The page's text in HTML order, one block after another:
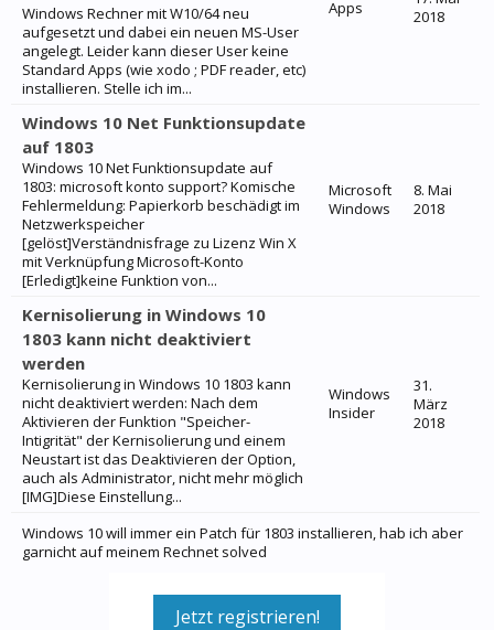
Windows Rechner mit W10/64 neu
aufgesetzt und dabei ein neuen MS-User
angelegt. Leider kann dieser User keine
Standard Apps (wie xodo ; PDF reader, etc)
installieren. Stelle ich im...
Apps
2018
Windows 10 Net Funktionsupdate
auf 1803
Windows 10 Net Funktionsupdate auf
1803: microsoft konto support? Komische
Fehlermeldung: Papierkorb beschädigt im
Netzwerkspeicher
[gelöst]Verständnisfrage zu Lizenz Win X
mit Verknüpfung Microsoft-Konto
[Erledigt]keine Funktion von...
Microsoft
Windows
8. Mai
2018
Kernisolierung in Windows 10
1803 kann nicht deaktiviert
werden
Kernisolierung in Windows 10 1803 kann
nicht deaktiviert werden: Nach dem
Aktivieren der Funktion "Speicher-
Intigrität" der Kernisolierung und einem
Neustart ist das Deaktivieren der Option,
auch als Administrator, nicht mehr möglich
[IMG]Diese Einstellung...
Windows
Insider
31.
März
2018
Windows 10 will immer ein Patch für 1803 installieren, hab ich aber
garnicht auf meinem Rechnet solved
Jetzt registrieren!